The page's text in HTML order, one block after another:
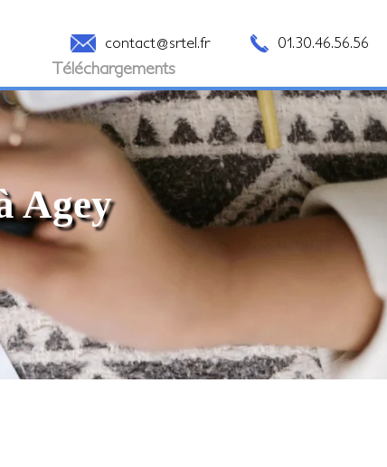
contact@srtel.fr 01.30.46.56.56
Téléchargements
Agey